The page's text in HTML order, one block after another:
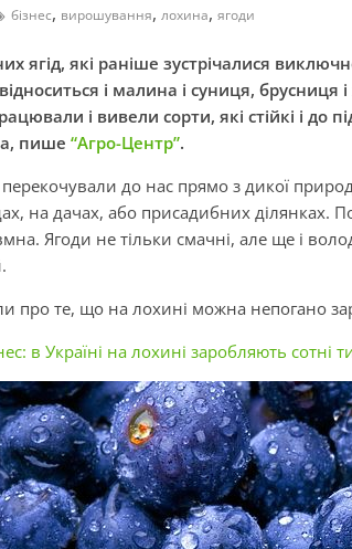
бізнес, вирошування, лохина, ягоди
ягід, які раніше зустрічалися
і малина і суниця, брусниця
і вивели сорти, які стійкі і до
пише “Агро-Центр”.
перекочували до нас прямо з дикої
на дачах, або присадибних ділянках.
Ягоди не тільки смачні, але ще і
про те, що на лохині можна непогано
в Україні на лохині заробляють сотні